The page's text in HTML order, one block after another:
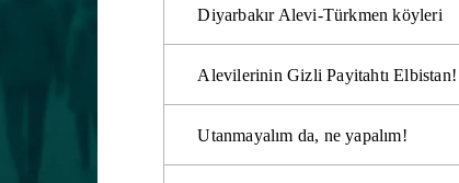
Diyarbakır Alevi-Türkmen köyleri
Alevilerinin Gizli Payitahtı Elbistan!
Utanmayalım da, ne yapalım!